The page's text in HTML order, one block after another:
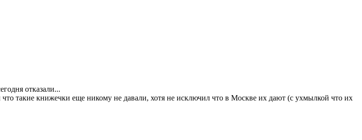
отказали...
такие книжечки еще никому не давали, хотя не исключил что в Москве их дают (с ухмылкой что их